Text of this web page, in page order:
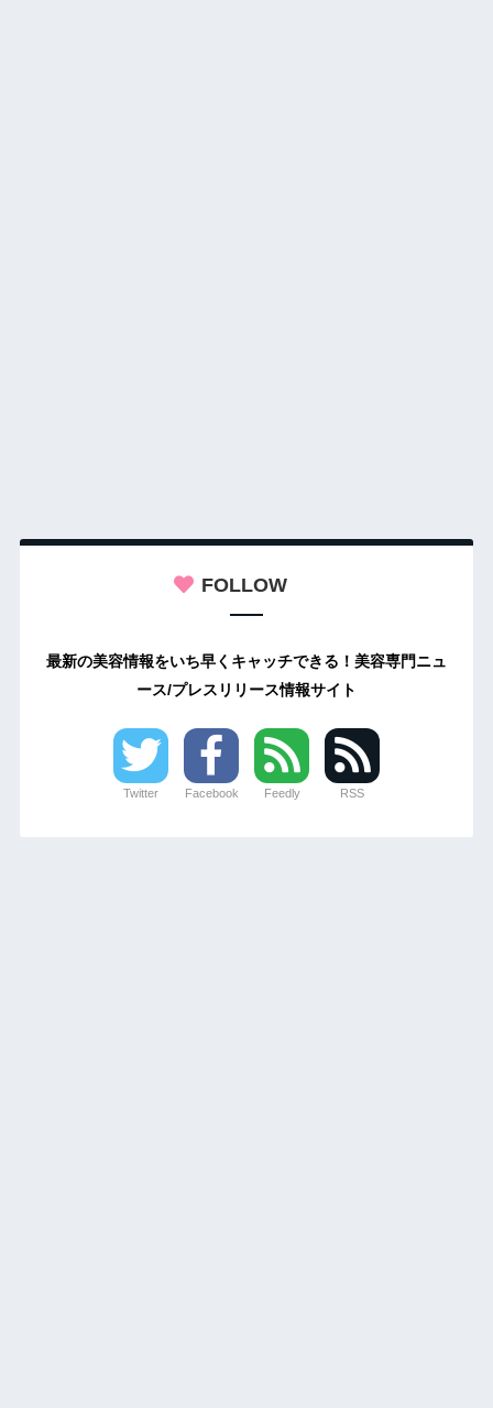
FOLLOW
最新の美容情報をいち早くキャッチできる！美容専門ニュ
ース/プレスリリース情報サイト
Twitter Facebook Feedly RSS